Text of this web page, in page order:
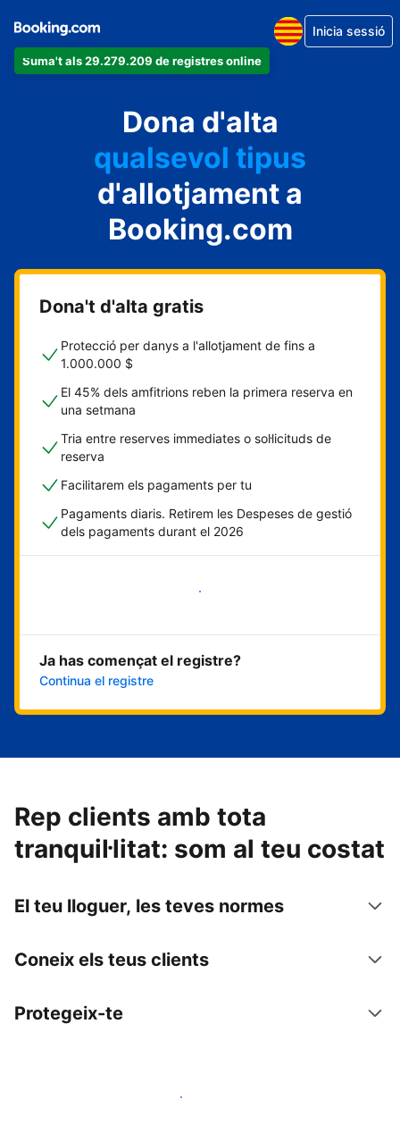
Suma't als 29.279.209 de registres online
Inicia sessió
Dona d'alta
qualsevol tipus
d'allotjament a
Booking.com
Dona't d'alta gratis
Protecció per danys a l'allotjament de fins a
1.000.000 $
El 45% dels amfitrions reben la primera reserva en
una setmana
Tria entre reserves immediates o sol·licituds de
reserva
Facilitarem els pagaments per tu
Pagaments diaris. Retirem les Despeses de gestió
dels pagaments durant el 2026
Comença ara
Ja has començat el registre?
Continua el registre
Rep clients amb tota
tranquil·litat: som al teu costat
El teu lloguer, les teves normes
Coneix els teus clients
Protegeix-te
Lloga l'allotjament amb nosaltres avui mateix